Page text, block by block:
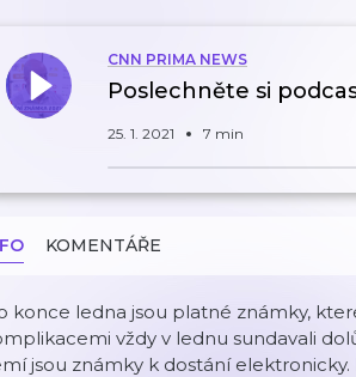
CNN PRIMA NEWS
Poslechněte si
25. 1. 2021 7 min
KOMENTÁŘE
konce ledna jsou platné známky,
vždy v lednu sundavali
jsou známky k dostání